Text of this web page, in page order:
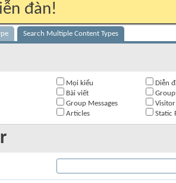
đàn!
Search Multiple Content Types
Mọi kiểu
Diễn
Bài viết
Group Messages
Visitor
Articles
Static